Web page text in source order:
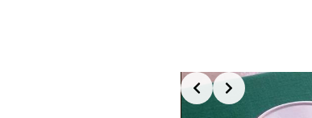
Slide 2 of 4